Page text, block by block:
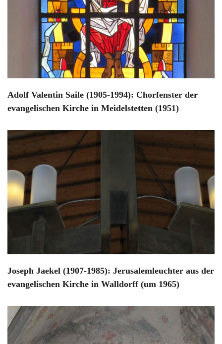
Adolf Valentin Saile (1905-1994): Chorfenster der
evangelischen Kirche in Meidelstetten (1951)
Joseph Jaekel (1907-1985): Jerusalemleuchter aus der
evangelischen Kirche in Walldorff (um 1965)